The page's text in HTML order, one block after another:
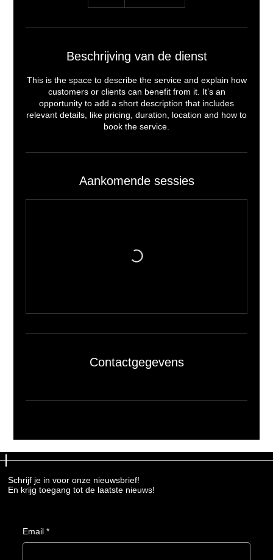
Beschrijving van de dienst
This is the space to describe the service and explain how
customers or clients can benefit from it. It’s an
opportunity to add a short description that includes
relevant details, like pricing, duration, location and how to
book the service.
Aankomende sessies
Contactgegevens
Schrijf je in voor onze nieuwsbrief!
En krijg toegang tot de laatste nieuws!
Email *
Schrijf je in voor onze nieuwsbrief!
En krijg toegang tot de laatste nieuws!
Email *